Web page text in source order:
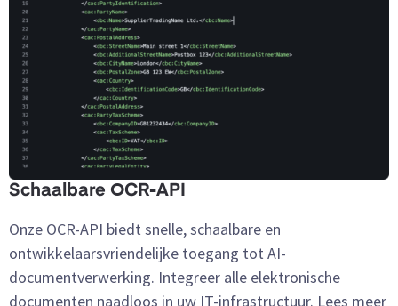
Schaalbare OCR-API
Onze OCR-API biedt snelle, schaalbare en
ontwikkelaarsvriendelijke toegang tot AI-
documentverwerking. Integreer alle elektronische
documenten naadloos in uw IT-infrastructuur. Lees meer